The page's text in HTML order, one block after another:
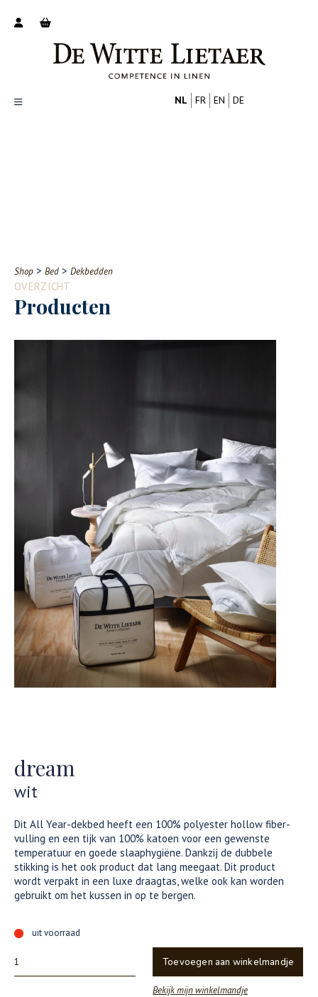
Contact
NL FR EN DE
Shop > Bed > Dekbedden
OVERZICHT
Producten
dream
wit
Dit All Year-dekbed heeft een 100% polyester hollow fiber-
vulling en een tijk van 100% katoen voor een gewenste
temperatuur en goede slaaphygiëne. Dankzij de dubbele
stikking is het ook product dat lang meegaat. Dit product
wordt verpakt in een luxe draagtas, welke ook kan worden
gebruikt om het kussen in op te bergen.
uit voorraad
Toevoegen aan winkelmandje
Bekijk mijn winkelmandje